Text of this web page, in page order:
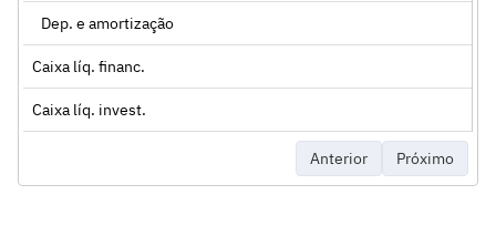
Dep. e amortização
Caixa líq. financ.
Caixa líq. invest.
Anterior Próximo